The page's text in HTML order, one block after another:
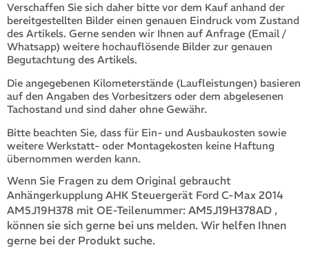
Verschaffen Sie sich daher bitte vor dem Kauf anhand der
bereitgestellten Bilder einen genauen Eindruck vom Zustand
des Artikels. Gerne senden wir Ihnen auf Anfrage (Email /
Whatsapp) weitere hochauflösende Bilder zur genauen
Begutachtung des Artikels.
Die angegebenen Kilometerstände (Laufleistungen) basieren
auf den Angaben des Vorbesitzers oder dem abgelesenen
Tachostand und sind daher ohne Gewähr.
Bitte beachten Sie, dass für Ein- und Ausbaukosten sowie
weitere Werkstatt- oder Montagekosten keine Haftung
übernommen werden kann.
Wenn Sie Fragen zu dem Original gebraucht
Anhängerkupplung AHK Steuergerät Ford C-Max 2014
AM5J19H378 mit OE-Teilenummer: AM5J19H378AD ,
können sie sich gerne bei uns melden. Wir helfen Ihnen
gerne bei der Produkt suche.